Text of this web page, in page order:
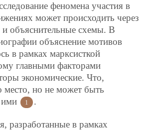
феномена участия в
может происходить через
и объяснительные схемы. В
объяснение мотивов
в рамках марксисткой
главными факторами
экономические. Что,
место, но не может быть
ими
1 .
разработанные в рамках